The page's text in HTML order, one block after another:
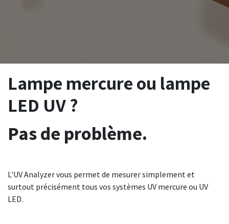
Lampe mercure ou lampe
LED UV ?
Pas de problème.
L'UV Analyzer vous permet de mesurer simplement et
surtout précisément tous vos systèmes UV mercure ou UV
LED.